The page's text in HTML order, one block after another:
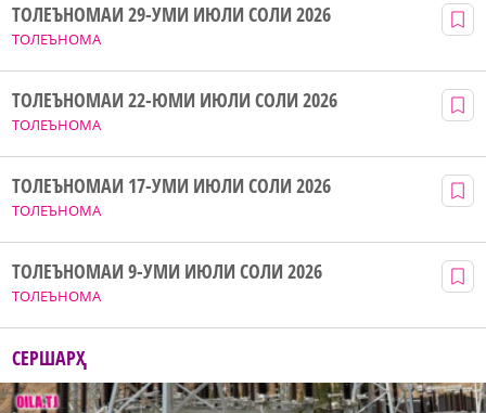
ТОЛЕЪНОМА
ТОЛЕЪНОМАИ 29-УМИ ИЮЛИ СОЛИ 2026
ТОЛЕЪНОМА
ТОЛЕЪНОМАИ 22-ЮМИ ИЮЛИ СОЛИ 2026
ТОЛЕЪНОМА
ТОЛЕЪНОМАИ 17-УМИ ИЮЛИ СОЛИ 2026
ТОЛЕЪНОМА
ТОЛЕЪНОМАИ 9-УМИ ИЮЛИ СОЛИ 2026
СЕРШАРҲ